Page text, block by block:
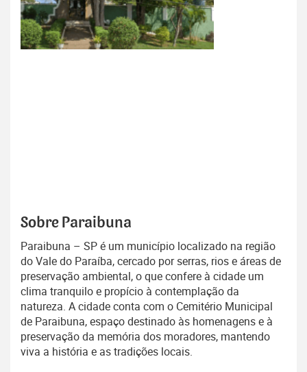
Sobre Paraibuna
Paraibuna – SP é um município localizado na região
do Vale do Paraíba, cercado por serras, rios e áreas de
preservação ambiental, o que confere à cidade um
clima tranquilo e propício à contemplação da
natureza. A cidade conta com o Cemitério Municipal
de Paraibuna, espaço destinado às homenagens e à
preservação da memória dos moradores, mantendo
viva a história e as tradições locais.